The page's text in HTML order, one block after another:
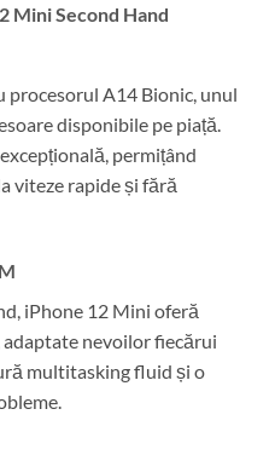
Mini Second Hand
procesorul A14 Bionic, unul
disponibile pe piață.
permițând
viteze rapide și fără
iPhone 12 Mini oferă
nevoilor fiecărui
multitasking fluid și o